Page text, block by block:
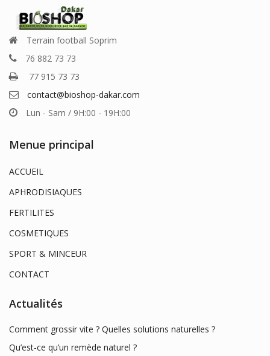
Terrain football Soprim
76 882 73 73
77 915 73 73
contact@bioshop-dakar.com
Lun - Sam / 9H:00 - 19H:00
Menue principal
ACCUEIL
APHRODISIAQUES
FERTILITES
COSMETIQUES
SPORT & MINCEUR
CONTACT
Actualités
Comment grossir vite ? Quelles solutions naturelles ?
Qu’est-ce qu’un remède naturel ?